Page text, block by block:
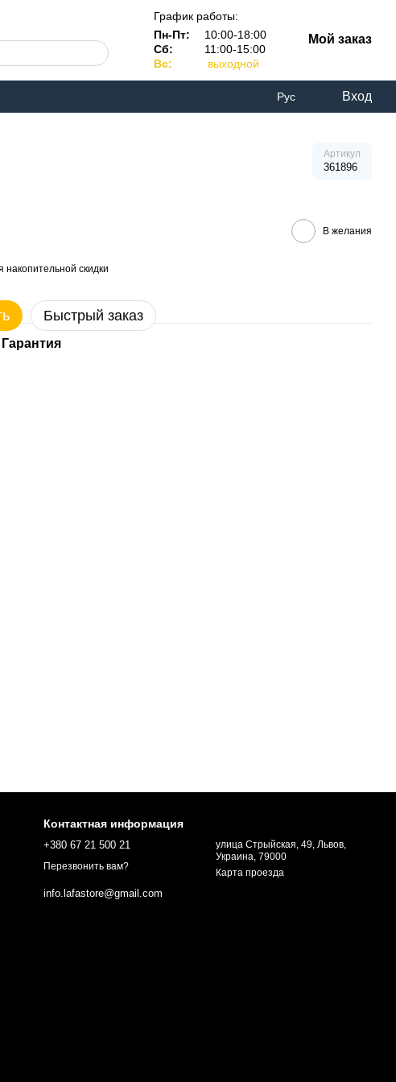
График работы:
Пн-Пт:
10:00-18:00
Сб:
11:00-15:00
Вс:
выходной
Мой заказ
Рус Вход
Артикул
361896
В желания
накопительной скидки
Быстрый заказ
Гарантия
Контактная информация
+380 67 21 500 21
Перезвонить вам?
info.lafastore@gmail.com
улица Стрыйская, 49, Львов,
Украина, 79000
Карта проезда